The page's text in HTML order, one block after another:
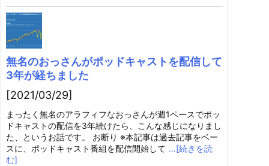
無名のおっさんがポッドキャストを配信して
3年が経ちました
[2021/03/29]
まったく無名のアラフィフなおっさんが週1ペースでポッ
ドキャストの配信を3年続けたら、こんな感じになりまし
た、というお話です。 お断り ※本記事は過去記事をベー
スに、ポッドキャスト番組を配信開始して …[続きを読
む]